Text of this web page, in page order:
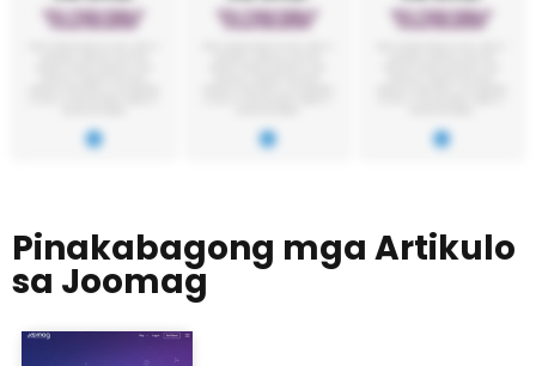
Pinakabagong mga Artikulo
sa Joomag